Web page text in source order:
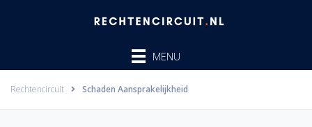
MENU
Rechtencircuit Schaden Aansprakelijkheid